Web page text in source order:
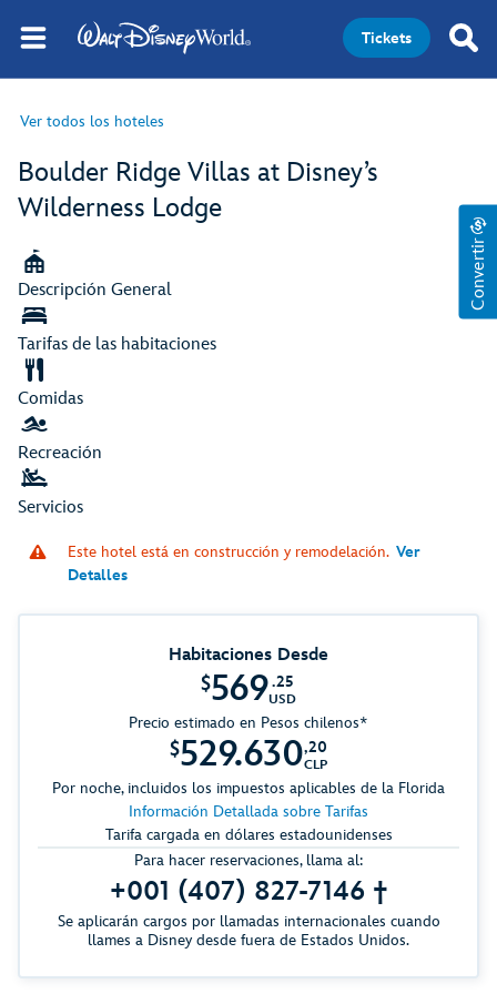
Tickets
Ver todos los hoteles
Convertir
Boulder Ridge Villas at Disney’s
Wilderness Lodge
Descripción General
Tarifas de las habitaciones
Comidas
Recreación
Servicios
Este hotel está en construcción y remodelación. Ver
Detalles
Habitaciones Desde
$569.25
USD
Precio estimado en Pesos chilenos*
$529.630,20
CLP
Por noche, incluidos los impuestos aplicables de la Florida
Información Detallada sobre Tarifas
Tarifa cargada en dólares estadounidenses
Para hacer reservaciones, llama al:
+001 (407) 827-7146 †
Se aplicarán cargos por llamadas internacionales cuando
llames a Disney desde fuera de Estados Unidos.